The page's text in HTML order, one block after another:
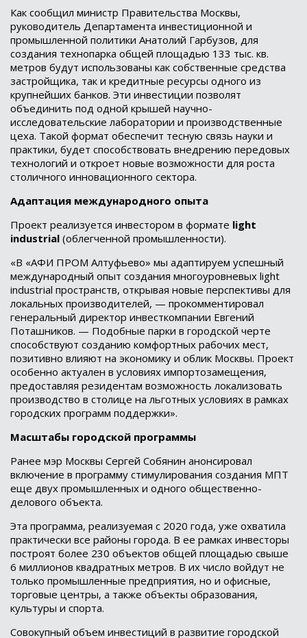
Как сообщил министр Правительства Москвы,
руководитель Департамента инвестиционной и
промышленной политики Анатолий Гарбузов, для
создания технопарка общей площадью 133 тыс. кв.
метров будут использованы как собственные средства
застройщика, так и кредитные ресурсы одного из
крупнейших банков. Эти инвестиции позволят
объединить под одной крышей научно-
исследовательские лаборатории и производственные
цеха. Такой формат обеспечит тесную связь науки и
практики, будет способствовать внедрению передовых
технологий и откроет новые возможности для роста
столичного инновационного сектора.
Адаптация международного опыта
Проект реализуется инвестором в формате light
industrial (облегченной промышленности).
«В «АФИ ПРОМ Алтуфьево» мы адаптируем успешный
международный опыт создания многоуровневых light
industrial пространств, открывая новые перспективы для
локальных производителей, — прокомментировал
генеральный директор инвесткомпании Евгений
Поташников. — Подобные парки в городской черте
способствуют созданию комфортных рабочих мест,
позитивно влияют на экономику и облик Москвы. Проект
особенно актуален в условиях импортозамещения,
предоставляя резидентам возможность локализовать
производство в столице на льготных условиях в рамках
городских программ поддержки».
Масштабы городской программы
Ранее мэр Москвы Сергей Собянин анонсировал
включение в программу стимулирования создания МПТ
еще двух промышленных и одного общественно-
делового объекта.
Эта программа, реализуемая с 2020 года, уже охватила
практически все районы города. В ее рамках инвесторы
построят более 230 объектов общей площадью свыше
6 миллионов квадратных метров. В их число войдут не
только промышленные предприятия, но и офисные,
торговые центры, а также объекты образования,
культуры и спорта.
Совокупный объем инвестиций в развитие городской